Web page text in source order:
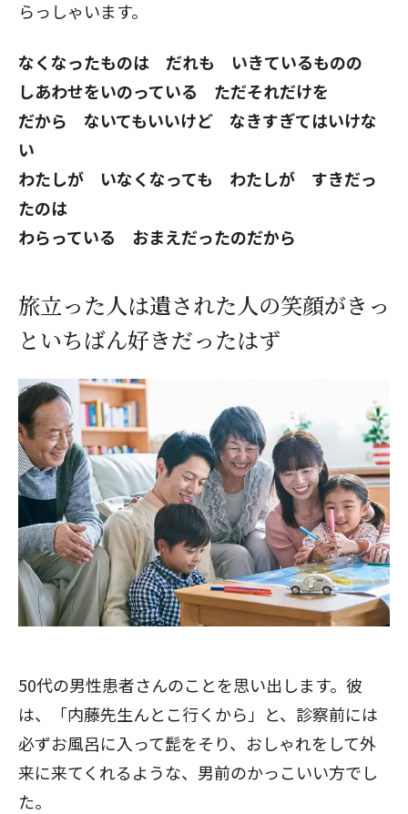
らっしゃいます。
なくなったものは だれも いきているものの
しあわせをいのっている ただそれだけを
だから ないてもいいけど なきすぎてはいけな
い
わたしが いなくなっても わたしが すきだっ
たのは
わらっている おまえだったのだから
旅立った人は遺された人の笑顔がきっ
といちばん好きだったはず
50代の男性患者さんのことを思い出します。彼
は、「内藤先生んとこ行くから」と、診察前には
必ずお風呂に入って髭をそり、おしゃれをして外
来に来てくれるような、男前のかっこいい方でし
た。
閉じる